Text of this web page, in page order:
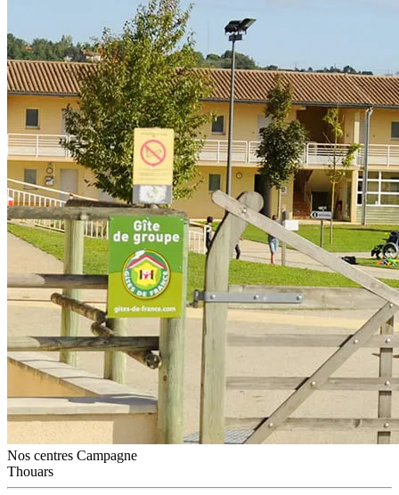
Nos centres Campagne
Thouars